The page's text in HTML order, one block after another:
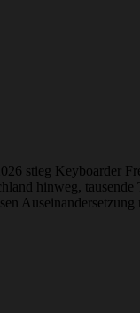
stieg Keyboarder
hinweg, tausende